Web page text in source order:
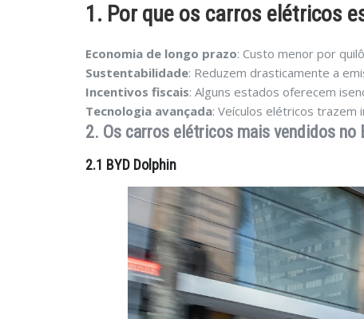
1. Por que os carros elétricos
Economia de longo prazo: Custo menor por
Sustentabilidade: Reduzem drasticamente a
Incentivos fiscais: Alguns estados oferecem
Tecnologia avançada: Veículos elétricos trazem
2. Os carros elétricos mais vendidos no
2.1 BYD Dolphin